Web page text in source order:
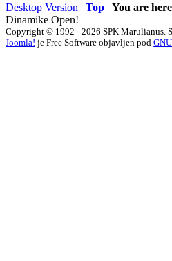
Desktop Version | Top | You are
Dinamike Open!
Copyright © 1992 - 2026 SPK Marulianus.
Joomla! je Free Software objavljen pod